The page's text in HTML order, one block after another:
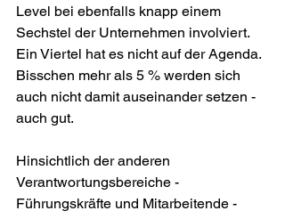
Level bei ebenfalls knapp einem
Sechstel der Unternehmen involviert.
Ein Viertel hat es nicht auf der Agenda.
Bisschen mehr als 5 % werden sich
auch nicht damit auseinander setzen -
auch gut.
Hinsichtlich der anderen
Verantwortungsbereiche -
Führungskräfte und Mitarbeitende -